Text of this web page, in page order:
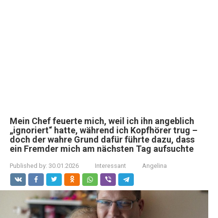
Mein Chef feuerte mich, weil ich ihn angeblich
„ignoriert“ hatte, während ich Kopfhörer trug –
doch der wahre Grund dafür führte dazu, dass
ein Fremder mich am nächsten Tag aufsuchte
Published by: 30.01.2026 Interessant Angelina